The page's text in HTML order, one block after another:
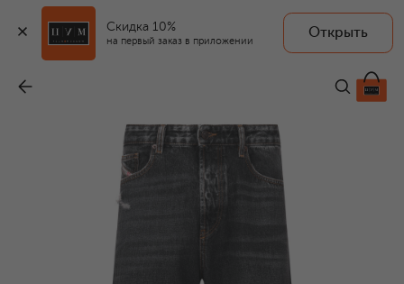
Скидка 10%
на первый заказ в приложении
Открыть
25 500 ₽